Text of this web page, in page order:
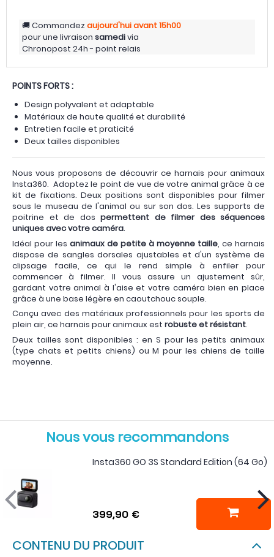
Commandezaujourd'huiavant 15h00
pour une livraison samedivia
Chronopost 24h - point relais
POINTS FORTS :
Design polyvalent et adaptable
Matériaux de haute qualité et durabilité
Entretien facile et praticité
Deux tailles disponibles
Nous vous proposons de découvrir ce harnais pour animaux
Insta360. Adoptez le point de vue de votre animal grâce à ce
kit de fixations. Deux positions sont disponibles pour filmer
sous le museau de l'animal ou sur son dos. Les supports de
poitrine et de dos permettent de filmer des séquences
uniques avec votre caméra.
Idéal pour les animaux de petite à moyenne taille , ce harnais
dispose de sangles dorsales ajustables et d'un système de
clipsage facile, ce qui le rend simple à enfiler pour
commencer à filmer. Il vous assure un ajustement sûr,
gardant votre animal à l'aise et votre caméra bien en place
grâce à une base légère en caoutchouc souple.
Conçu avec des matériaux professionnels pour les sports de
plein air, ce harnais pour animaux est robuste et résistant.
Deux tailles sont disponibles : en S pour les petits animaux
(type chats et petits chiens) ou M pour les chiens de taille
moyenne.
Nous vous recommandons
Insta360 GO 3S Standard Edition (64 Go)
399,90 €
CONTENU DU PRODUIT